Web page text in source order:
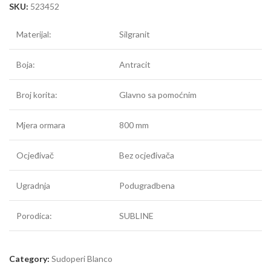
SKU: 523452
Materijal: Silgranit
Boja: Antracit
Broj korita: Glavno sa pomoćnim
Mjera ormara 800 mm
Ocjeđivač Bez ocjeđivača
Ugradnja Podugradbena
Porodica: SUBLINE
Category: Sudoperi Blanco